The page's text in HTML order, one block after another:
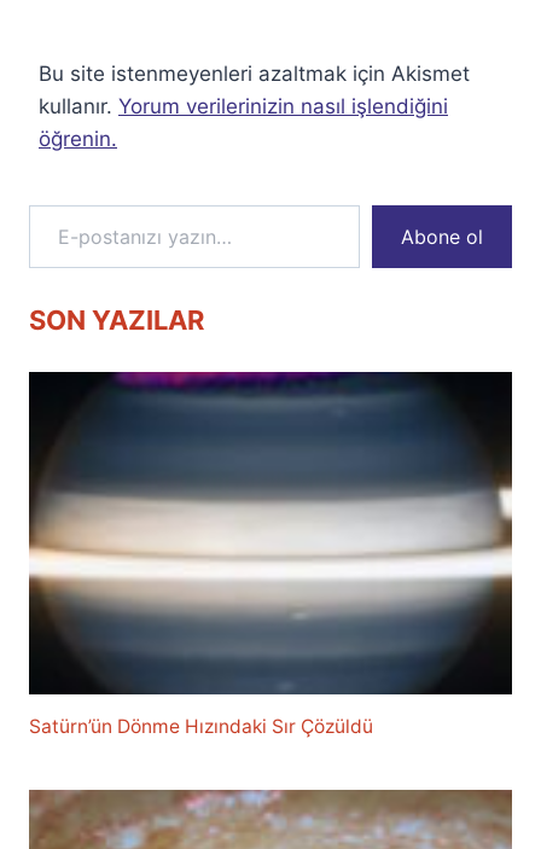
Bu site istenmeyenleri azaltmak için Akismet
kullanır. Yorum verilerinizin nasıl işlendiğini
öğrenin.
E-postanızı yazın…
Abone ol
SON YAZILAR
Satürn’ün Dönme Hızındaki Sır Çözüldü